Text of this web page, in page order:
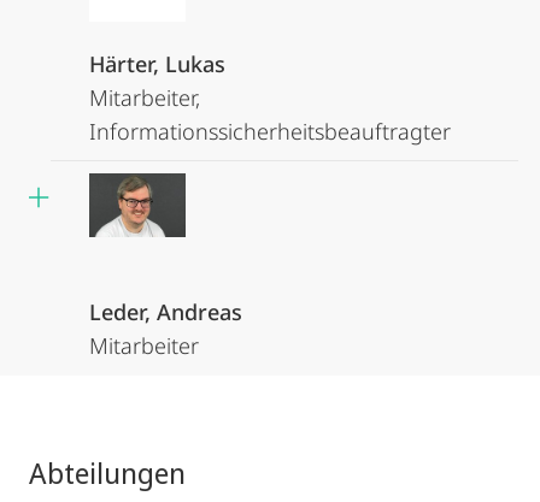
Härter, Lukas
Mitarbeiter,
Informationssicherheitsbeauftragter
Leder, Andreas
Mitarbeiter
Abteilungen